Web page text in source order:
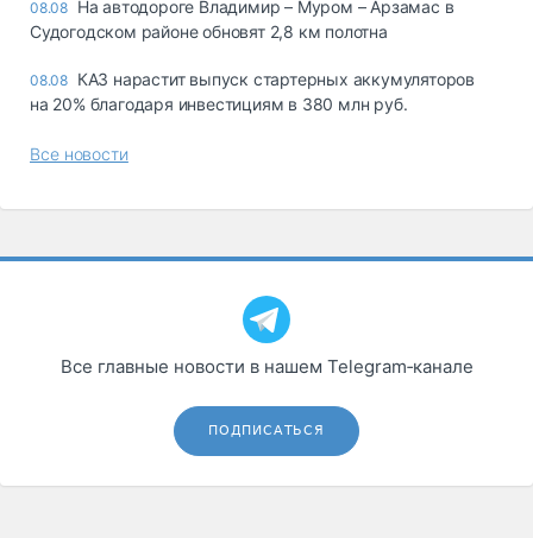
08.08 На автодороге Владимир – Муром – Арзамас в
Судогодском районе обновят 2,8 км полотна
08.08 КАЗ нарастит выпуск стартерных аккумуляторов
на 20% благодаря инвестициям в 380 млн руб.
Все новости
Все главные новости в нашем Telegram‑канале
ПОДПИСАТЬСЯ